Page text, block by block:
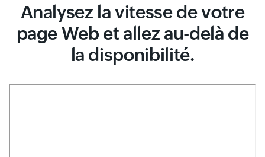
Analysez la vitesse de votre
page Web et allez au-delà de
la disponibilité.